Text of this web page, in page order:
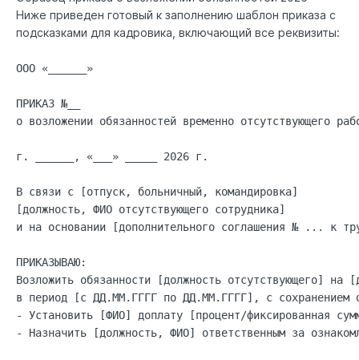
Ниже приведен готовый к заполнению шаблон приказа с
подсказками для кадровика, включающий все реквизиты:
ООО «______»
ПРИКАЗ №__
о возложении обязанностей временно отсутствующего
г. ______, «___» _____ 2026 г.
В связи с [отпуск, больничный, командировка]
[должность, ФИО отсутствующего сотрудника]
и на основании [дополнительного соглашения № ... к
ПРИКАЗЫВАЮ:
Возложить обязанности [должность отсутствующего]
в период [с ДД.ММ.ГГГГ по ДД.ММ.ГГГГ], с сохранением
- Установить [ФИО] доплату [процент/фиксированная
- Назначить [должность, ФИО] ответственным за